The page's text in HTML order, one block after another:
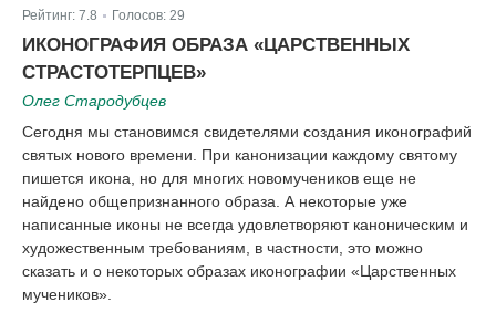
Рейтинг: 7.8 Голосов: 29
ИКОНОГРАФИЯ ОБРАЗА «ЦАРСТВЕННЫХ
СТРАСТОТЕРПЦЕВ»
Олег Стародубцев
Сегодня мы становимся свидетелями создания иконографий
святых нового времени. При канонизации каждому святому
пишется икона, но для многих новомучеников еще не
найдено общепризнанного образа. А некоторые уже
написанные иконы не всегда удовлетворяют каноническим и
художественным требованиям, в частности, это можно
сказать и о некоторых образах иконографии «Царственных
мучеников».